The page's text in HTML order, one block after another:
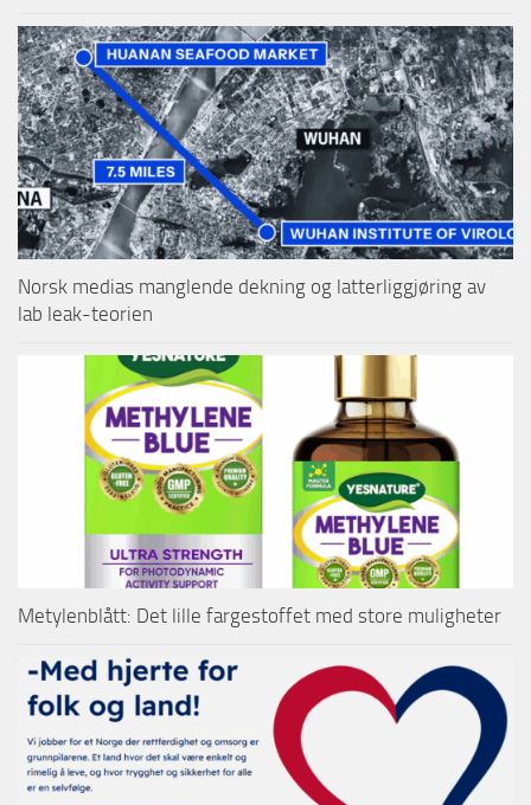
Norsk medias manglende dekning og latterliggjøring av
lab leak-teorien
Metylenblått: Det lille fargestoffet med store muligheter